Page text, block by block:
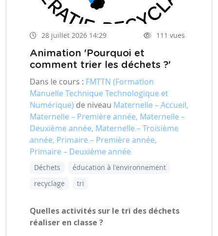
28 juillet 2026 14:29 111 vues
Animation 'Pourquoi et
comment trier les déchets ?'
Dans le cours : FMTTN (Formation
Manuelle Technique Technologique et
Numérique) de niveau Maternelle – Accueil,
Maternelle – Première année, Maternelle –
Deuxième année, Maternelle – Troisième
année, Primaire – Première année,
Primaire – Deuxième année
Déchets
éducation à l'environnement
recyclage
tri
Quelles activités sur le tri des déchets
réaliser en classe ?